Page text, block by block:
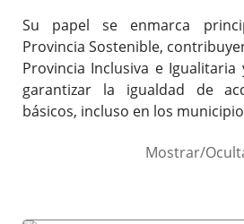
Su papel se enmarca
Provincia Sostenible,
Provincia Inclusiva e Igualitaria
garantizar la igualdad de
básicos, incluso en los
Mostrar/